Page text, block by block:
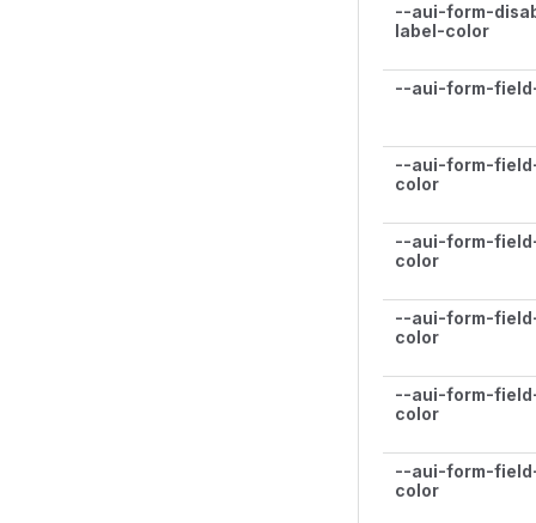
--aui-form-
label-color
--aui-form-
--aui-form-
color
--aui-form-
color
--aui-form-
color
--aui-form-
color
--aui-form-
color